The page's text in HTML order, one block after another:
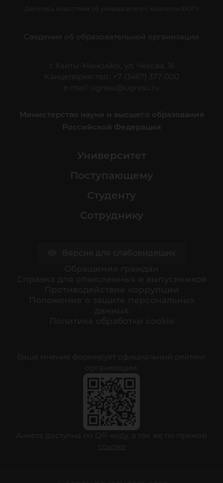
Делитесь новостями об университете с хештегом #ЮГУ
Сведения об образовательной организации
г. Ханты-Мансийск, ул. Чехова, 16
Канцелярия: тел.: +7 (3467) 377-000
e-mail:
ugrasu@ugrasu.ru
Министерство науки и высшего образования
Российской Федерации
Университет
Поступающему
Студенту
Сотруднику
Ваше мнение формирует официальный рейтинг
организации:
Анкета доступна по QR-коду, а так же по прямой
ссылке